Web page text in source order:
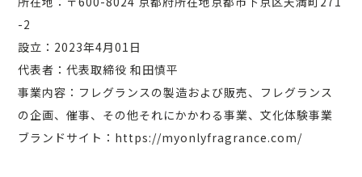
-2
設立：2023年4月01日
代表者：代表取締役 和田慎平
事業内容：フレグランスの製造および販売、フレグランス
の企画、催事、その他それにかかわる事業、文化体験事業
ブランドサイト：https://myonlyfragrance.com/